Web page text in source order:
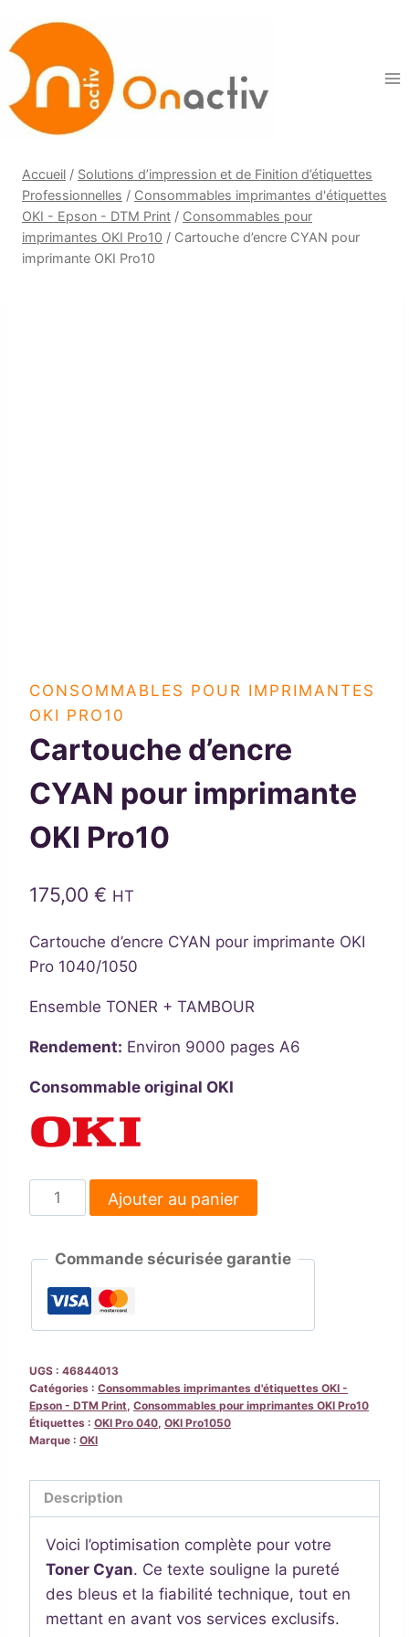
au
contenu
Accueil / Solutions d’impression et de Finition d’étiquettes
Professionnelles / Consommables imprimantes d'étiquettes
OKI - Epson - DTM Print / Consommables pour
imprimantes OKI Pro10 / Cartouche d’encre CYAN pour
imprimante OKI Pro10
CONSOMMABLES POUR IMPRIMANTES
OKI PRO10
Cartouche d’encre
CYAN pour imprimante
OKI Pro10
175,00 € HT
Cartouche d’encre CYAN pour imprimante OKI
Pro 1040/1050
Ensemble TONER + TAMBOUR
Rendement: Environ 9000 pages A6
Consommable original OKI
quantité
de
d'encre
CYAN
pour
OKI
Pro10
Ajouter au panier
Commande sécurisée garantie
UGS : 46844013
Catégories : Consommables imprimantes d'étiquettes OKI -
Epson - DTM Print, Consommables pour imprimantes OKI Pro10
Étiquettes : OKI Pro 040, OKI Pro1050
Marque : OKI
Description
Voici l’optimisation complète pour votre
Toner Cyan. Ce texte souligne la pureté
des bleus et la fiabilité technique, tout en
mettant en avant vos services exclusifs.